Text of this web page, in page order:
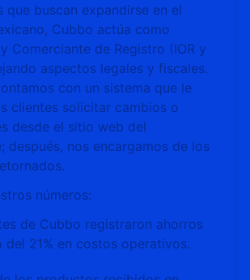
que buscan expandirse en el
Cubbo actúa como
Comerciante de Registro (IOR y
aspectos legales y fiscales.
con un sistema que le
clientes solicitar cambios o
desde el sitio web del
después, nos encargamos de los
números:
de Cubbo registraron ahorros
del 21% en costos operativos.